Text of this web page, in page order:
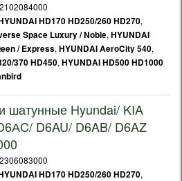
HD170 HD250/260 HD270,
Space Luxury / Noble, HYUNDAI
/ Express, HYUNDAI AeroCity 540,
370 HD450, HYUNDAI HD500 HD1000
шатунные Hyundai/ KIA
D6AU/ D6AB/ D6AZ
HD170 HD250/260 HD270,